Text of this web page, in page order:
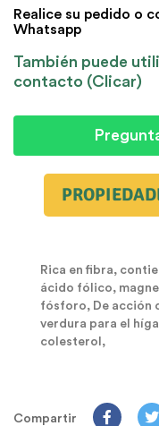
Realice su pedido o
Whatsapp
También puede
contacto (Clicar)
Rica en fibra,
ácido fólico,
fósforo, De acción
verdura para el
colesterol,
Compartir